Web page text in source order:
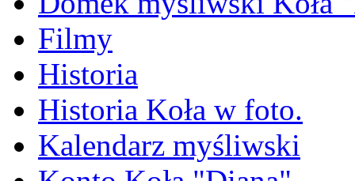
Filmy
Historia
Historia Koła w foto.
Kalendarz myśliwski